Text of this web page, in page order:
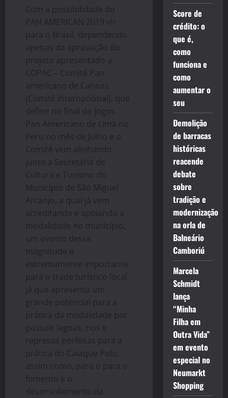
Com a possibilidade do
PAN AMERICAN 2019 vir
para o Brasil, dependendo
apenas da aprovação do
projeto apresentado a
COPAC – Comitê Pan-
americano de Canoas
(Comitê Internacional), que
define no final do Jogos
Pan-Americano de Lima no
Peru no mês de Julho e o
Comitê vem alinhando
junto a Secretária de
Cultura e Turismo do
Município de São Miguel
Arcanjo, a qual já vem
acreditando e apoiando a
modalidade no município,
um evento dessa
magnitude é
extremamente importante
para o trade turístico local,
já que apresenta um
grande potencial para a
prática da modalidade por
possuir lagoas, rios e
represas perfeitas para a
prática do Caiaque Polo,
assim como, para o para o
fomento e o
desenvolvimento da
Score de
crédito: o
que é,
como
funciona e
como
aumentar o
seu
Demolição
de barracas
históricas
reacende
debate
sobre
tradição e
modernização
na orla de
Balneário
Camboriú
Marcela
Schmidt
lança
“Minha
Filha em
Outra Vida”
em evento
especial no
Neumarkt
Shopping